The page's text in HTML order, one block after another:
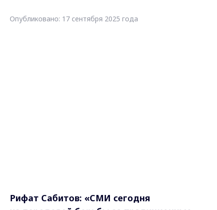
Опубликовано: 17 сентября 2025 года
коммуникаций, зампред Общественного